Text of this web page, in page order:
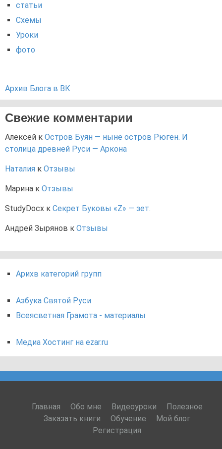
статьи
Схемы
Уроки
фото
Архив Блога в ВК
Свежие комментарии
Алексей к Остров Буян — ныне остров Рюген. И
столица древней Руси — Аркона
Наталия к Отзывы
Марина к Отзывы
StudyDocx к Секрет Буковы «Z» — зет.
Андрей Зырянов к Отзывы
Арихв категорий групп
Азбука Святой Руси
Всеясветная Грамота - материалы
Медиа Хостинг на ezar.ru
Главная Обо мне Видеоуроки
Полезное
Заказать книги
Обучение
Мой блог
Регистрация